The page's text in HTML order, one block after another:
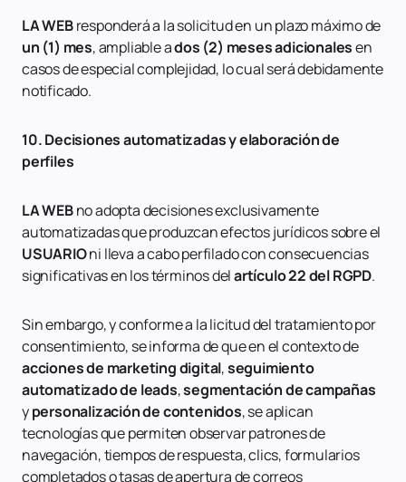
LA WEBresponderá a la solicitud en un plazo máximo de
un (1) mes, ampliable ados (2) meses adicionalesen
casos de especial complejidad, lo cual será debidamente
notificado.
10. Decisiones automatizadas y elaboración de
perfiles
LA WEBno adopta decisiones exclusivamente
automatizadas que produzcan efectos jurídicos sobre el
USUARIOni lleva a cabo perfilado con consecuencias
significativas en los términos delartículo 22 del RGPD.
Sin embargo, y conforme a la licitud del tratamiento por
consentimiento, se informa de que en el contexto de
acciones de marketing digital,seguimiento
automatizado de leads,segmentación de campañas
ypersonalización de contenidos, se aplican
tecnologías que permiten observar patrones de
navegación, tiempos de respuesta, clics, formularios
completados o tasas de apertura de correos